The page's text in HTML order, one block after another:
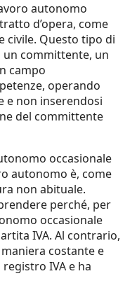
autonomo
d’opera, come
civile. Questo tipo di
committente, un
campo
operando
e non inserendosi
del committente
occasionale
autonomo è, come
non abituale.
perché, per
occasionale
IVA. Al contrario,
costante e
IVA e ha